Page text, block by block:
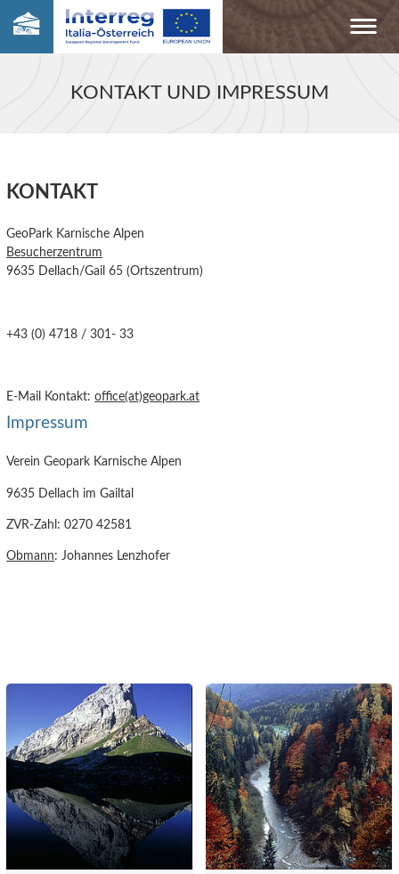
KONTAKT UND IMPRESSUM
KONTAKT
GeoPark Karnische Alpen
Besucherzentrum
9635 Dellach/Gail 65 (Ortszentrum)
+43 (0) 4718 / 301- 33
E-Mail Kontakt:office(at)geopark.at
Impressum
Verein Geopark Karnische Alpen
9635 Dellach im Gailtal
ZVR-Zahl: 0270 42581
Obmann: Johannes Lenzhofer